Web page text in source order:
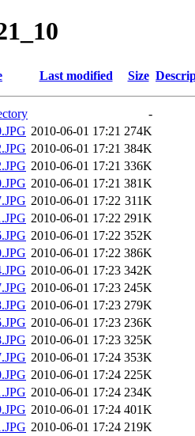
Last modified Size
-
2010-06-01 17:21 274K
2010-06-01 17:21 384K
2010-06-01 17:21 336K
2010-06-01 17:21 381K
2010-06-01 17:22 311K
2010-06-01 17:22 291K
2010-06-01 17:22 352K
2010-06-01 17:22 386K
2010-06-01 17:23 342K
2010-06-01 17:23 245K
2010-06-01 17:23 279K
2010-06-01 17:23 236K
2010-06-01 17:23 325K
2010-06-01 17:24 353K
2010-06-01 17:24 225K
2010-06-01 17:24 234K
2010-06-01 17:24 401K
2010-06-01 17:24 219K